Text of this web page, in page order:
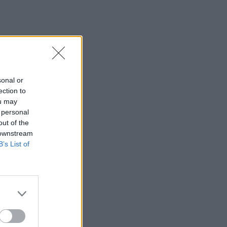
or
to
may
of the
List of
Φυλάκιση 15 μηνών στη Βρετανίδα που
μέθυσε με την 15χρονη κόρη της και
προκάλεσε επεισόδιο στο Κέντρο